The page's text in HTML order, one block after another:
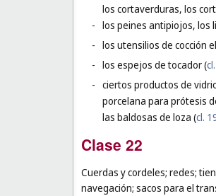
los cortaverduras, los
- los peines antipiojos, los
- los utensilios de cocción
- los espejos de tocador (
- ciertos productos de
porcelana para prótesis
las baldosas de loza (cl.
Clase 22
Cuerdas y cordeles; redes;
navegación; sacos para el